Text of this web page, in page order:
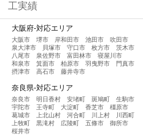
工実績
大阪府-対応エリア
大阪市 堺市 岸和田市 池田市
吹田市
泉大津市
貝塚市 守口市 枚方市
茨木市
八尾市
泉佐野市 富田林市
寝屋川市
和泉市
箕面市 柏原市 羽曳野市
門真市
摂津市
高石市 藤井寺市
奈良県-対応エリア
奈良市 明日香村 安堵町 斑鳩町
生駒市
宇陀市
王寺町 大淀町 香芝市
橿原市
葛城市
上北山村 河合町 川上村
川西町
上牧町
黒滝村 広陵町 五條市
御所市
桜井市